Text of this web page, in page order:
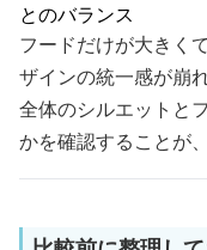
とのバランス
フードだけが大きく
ザインの統一感が崩れ
全体のシルエットと
かを確認することが